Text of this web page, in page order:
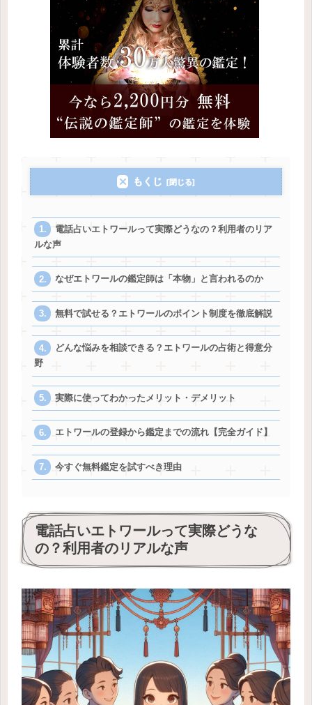
もくじ
電話占いエトワールって実際どうなの？利用者のリア
ルな声
なぜエトワールの鑑定師は「本物」と言われるのか
無料で試せる？エトワールのポイント制度を徹底解説
どんな悩みを相談できる？エトワールの占術と得意分
野
実際に使ってわかったメリット・デメリット
エトワールの登録から鑑定までの流れ【完全ガイド】
今すぐ無料鑑定を試すべき理由
電話占いエトワールって実際どうな
の？利用者のリアルな声